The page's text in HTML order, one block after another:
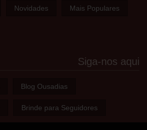
Novidades Mais Populares
Siga-nos aqui
Blog Ousadias
Brinde para Seguidores